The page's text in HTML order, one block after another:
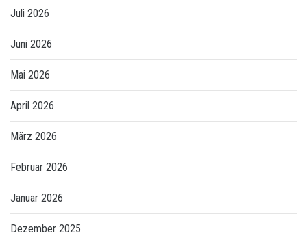
Juli 2026
Juni 2026
Mai 2026
April 2026
März 2026
Februar 2026
Januar 2026
Dezember 2025